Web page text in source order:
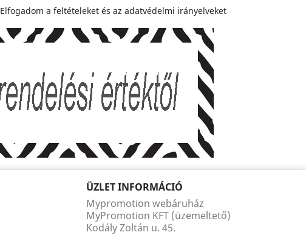
Elfogadom a feltételeket és az adatvédelmi irányelveket
ÜZLET INFORMÁCIÓ
Mypromotion webáruház
MyPromotion KFT (üzemeltető)
Kodály Zoltán u. 45.